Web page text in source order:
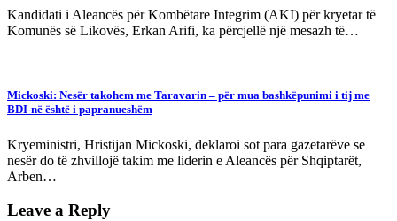
Kandidati i Aleancës për Kombëtare Integrim (AKI) për kryetar të
Komunës së Likovës, Erkan Arifi, ka përcjellë një mesazh të…
Mickoski: Nesër takohem me Taravarin – për mua bashkëpunimi i tij me
BDI-në është i papranueshëm
Kryeministri, Hristijan Mickoski, deklaroi sot para gazetarëve se
nesër do të zhvillojë takim me liderin e Aleancës për Shqiptarët,
Arben…
Leave a Reply